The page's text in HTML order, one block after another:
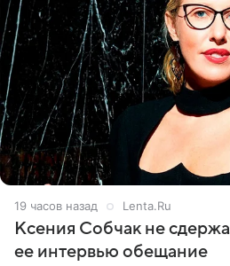
19 часов назад Lenta.Ru
Ксения Собчак не
ее интервью обещание